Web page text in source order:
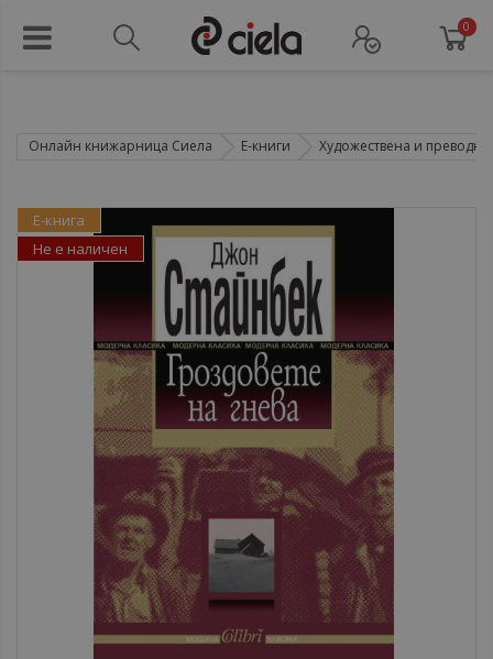
0
Онлайн книжарница Сиела Е-книги Художествена и преводна
Е-книга
Не е наличен